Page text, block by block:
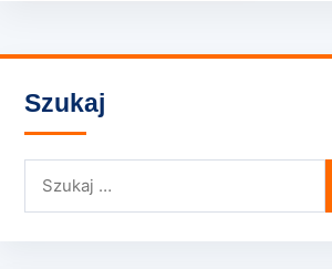
Szukaj